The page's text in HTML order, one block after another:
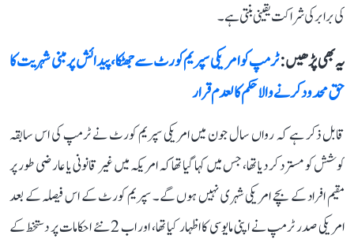
کی برابر کی شراکت یقینی بنتی ہے۔
یہ بھی پڑھیں :ٹرمپ کو امریکی سپریم کورٹ سے جھٹکا، پیدائش پر مبنی شہریت کا
حق محدود کرنے والا حکم کالعدم قرار
قابل ذکر ہے کہ رواں سال جون میں امریکی سپریم کورٹ نے ٹرمپ کی اس سابقہ
کوشش کو مسترد کر دیا تھا، جس میں کہا گیا تھا کہ امریکہ میں غیر قانونی یا عارضی طور پر
مقیم افراد کے بچے امریکی شہری نہیں ہوں گے۔ سپریم کورٹ کے اس فیصلہ کے بعد
امریکی صدر ٹرمپ نے اپنی مایوسی کا اظہار کیا تھا، اور اب 2 نئے احکامات پر دستخط کے